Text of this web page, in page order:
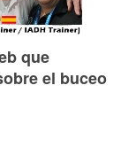
que
el buceo